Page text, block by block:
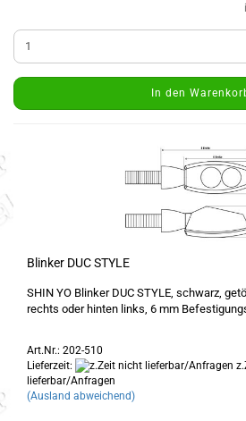
In den
Blinker DUC STYLE
SHIN YO Blinker DUC STYLE, schwarz,
rechts oder hinten links, 6 mm
Art.Nr.: 202-510
Lieferzeit:
lieferbar/Anfragen
(Ausland abweichend)